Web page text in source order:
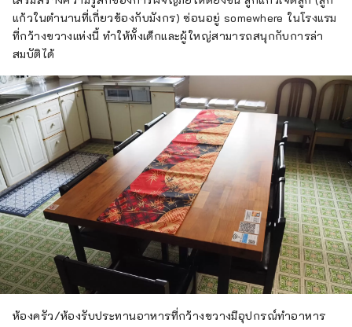
แก้วในตำนานที่เกี่ยวข้องกับมังกร) ซ่อนอยู่ somewhere ในโรงแรม
ที่กว้างขวางแห่งนี้ ทำให้ทั้งเด็กและผู้ใหญ่สามารถสนุกกับการล่า
สมบัติได้
ห้องครัว/ห้องรับประทานอาหารที่กว้างขวางมีอุปกรณ์ทำอาหาร